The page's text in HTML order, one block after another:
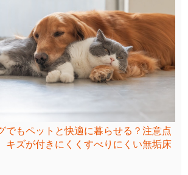
でもペットと快適に暮らせる？注意点
キズが付きにくくすべりにくい無垢床